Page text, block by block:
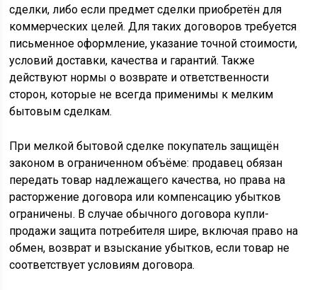
сделки, либо если предмет сделки приобретён для
коммерческих целей. Для таких договоров требуется
письменное оформление, указание точной стоимости,
условий доставки, качества и гарантий. Также
действуют нормы о возврате и ответственности
сторон, которые не всегда применимы к мелким
бытовым сделкам.
При мелкой бытовой сделке покупатель защищён
законом в ограниченном объёме: продавец обязан
передать товар надлежащего качества, но права на
расторжение договора или компенсацию убытков
ограничены. В случае обычного договора купли-
продажи защита потребителя шире, включая право на
обмен, возврат и взыскание убытков, если товар не
соответствует условиям договора.